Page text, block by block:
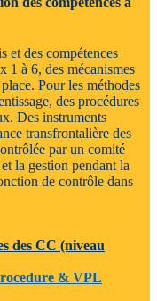
et des compétences
1 à 6, des mécanismes
Pour les méthodes
des procédures
Des instruments
transfrontalière des
par un comité
la gestion pendant la
de contrôle dans
des CC (niveau
& VPL